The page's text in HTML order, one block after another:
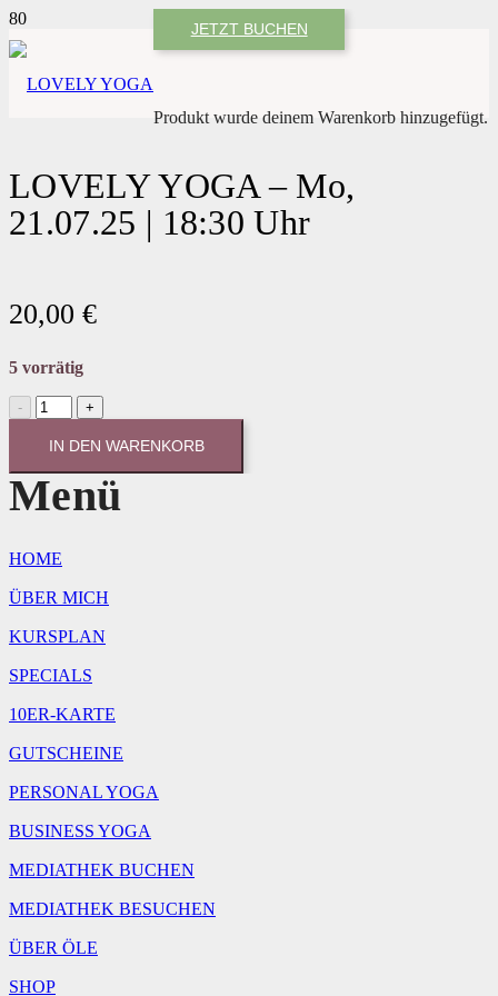
JETZT BUCHEN
Produkt wurde deinem Warenkorb hinzugefügt.
LOVELY YOGA – Mo,
21.07.25 | 18:30 Uhr
20,00 €
5 vorrätig
LOVELY
YOGA
21.07.25
|
Menge
IN DEN WARENKORB
Menü
HOME
ÜBER MICH
KURSPLAN
SPECIALS
10ER-KARTE
GUTSCHEINE
PERSONAL YOGA
BUSINESS YOGA
MEDIATHEK BUCHEN
MEDIATHEK BESUCHEN
ÜBER ÖLE
SHOP